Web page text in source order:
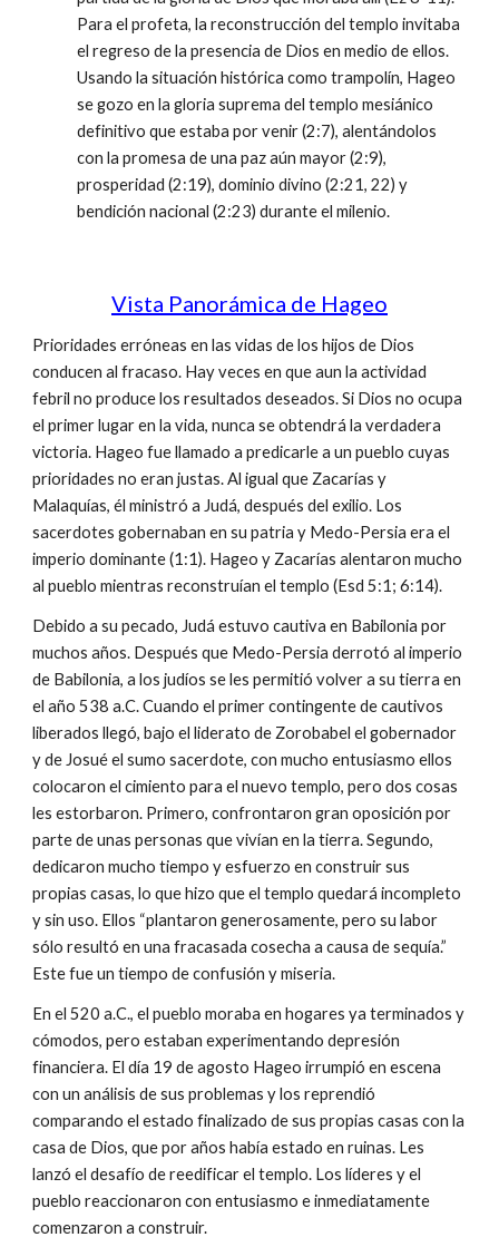
Para el profeta, la reconstrucción del templo invitaba
el regreso de la presencia de Dios en medio de ellos.
Usando la situación histórica como trampolín, Hageo
se gozo en la gloria suprema del templo mesiánico
definitivo que estaba por venir (2:7), alentándolos
con la promesa de una paz aún mayor (2:9),
prosperidad (2:19), dominio divino (2:21, 22) y
bendición nacional (2:23) durante el milenio.
Vista Panorámica de Hageo
Prioridades erróneas en las vidas de los hijos de Dios
conducen al fracaso. Hay veces en que aun la actividad
febril no produce los resultados deseados. Si Dios no ocupa
el primer lugar en la vida, nunca se obtendrá la verdadera
victoria. Hageo fue llamado a predicarle a un pueblo cuyas
prioridades no eran justas. Al igual que Zacarías y
Malaquías, él ministró a Judá, después del exilio. Los
sacerdotes gobernaban en su patria y Medo-Persia era el
imperio dominante (1:1). Hageo y Zacarías alentaron mucho
al pueblo mientras reconstruían el templo (Esd 5:1; 6:14).
Debido a su pecado, Judá estuvo cautiva en Babilonia por
muchos años. Después que Medo-Persia derrotó al imperio
de Babilonia, a los judíos se les permitió volver a su tierra en
el año 538 a.C. Cuando el primer contingente de cautivos
liberados llegó, bajo el liderato de Zorobabel el gobernador
y de Josué el sumo sacerdote, con mucho entusiasmo ellos
colocaron el cimiento para el nuevo templo, pero dos cosas
les estorbaron. Primero, confrontaron gran oposición por
parte de unas personas que vivían en la tierra. Segundo,
dedicaron mucho tiempo y esfuerzo en construir sus
propias casas, lo que hizo que el templo quedará incompleto
y sin uso. Ellos “plantaron generosamente, pero su labor
sólo resultó en una fracasada cosecha a causa de sequía.”
Este fue un tiempo de confusión y miseria.
En el 520 a.C., el pueblo moraba en hogares ya terminados y
cómodos, pero estaban experimentando depresión
financiera. El día 19 de agosto Hageo irrumpió en escena
con un análisis de sus problemas y los reprendió
comparando el estado finalizado de sus propias casas con la
casa de Dios, que por años había estado en ruinas. Les
lanzó el desafío de reedificar el templo. Los líderes y el
pueblo reaccionaron con entusiasmo e inmediatamente
comenzaron a construir.